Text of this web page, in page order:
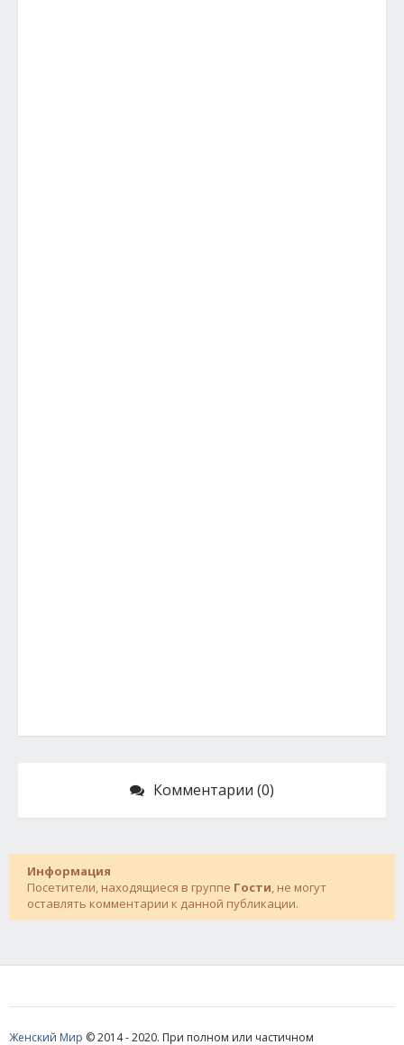
Комментарии (0)
Информация
Посетители, находящиеся в группе Гости , не могут
оставлять комментарии к данной публикации.
Женский Мир © 2014 - 2020. При полном или частичном